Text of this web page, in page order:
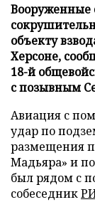
Вооруженные
объекту
Херсоне,
18-й
с позывным
Авиация с
удар по
размещения
Мадьяра» и
был рядом с
собеседник